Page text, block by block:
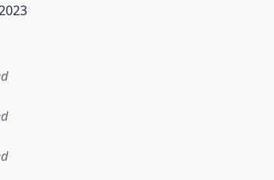
dataset was first released. It may have